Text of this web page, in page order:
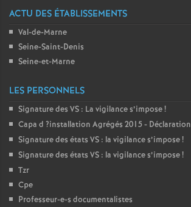
ACTU DES ÉTABLISSEMENTS
Val-de-Marne
Seine-Saint-Denis
Seine-et-Marne
LES PERSONNELS
Signature des VS : La vigilance s’impose!
Capa d ?installation Agrégés 2015 - Déclaration
Signature des états VS : la vigilance s’impose!
Signature des états VS : la vigilance s’impose!
Tzr
Cpe
Professeur-e-s documentalistes